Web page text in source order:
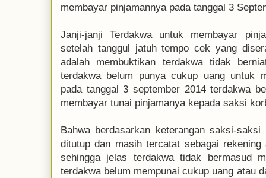
membayar pinjamannya pada tanggal 3
Janji-janji Terdakwa untuk membayar
setelah tanggul jatuh tempo cek yang
adalah membuktikan terdakwa tidak
terdakwa belum punya cukup uang untuk
pada tanggal 3 september 2014 terdakwa
membayar tunai pinjamanya kepada saksi
Bahwa berdasarkan keterangan saksi-
ditutup dan masih tercatat sebagai
sehingga jelas terdakwa tidak bermasud
terdakwa belum mempunai cukup uang atau